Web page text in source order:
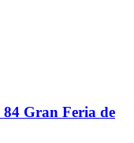
84 Gran Feria de